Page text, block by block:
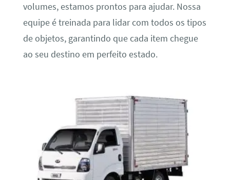
volumes, estamos prontos para ajudar. Nossa
equipe é treinada para lidar com todos os tipos
de objetos, garantindo que cada item chegue
ao seu destino em perfeito estado.